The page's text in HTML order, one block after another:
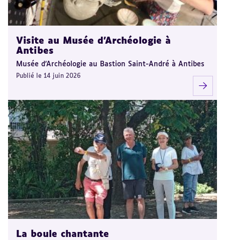
Visite au Musée d’Archéologie à
Antibes
Musée d’Archéologie au Bastion Saint-André à Antibes
Publié le 14 juin 2026
La boule chantante